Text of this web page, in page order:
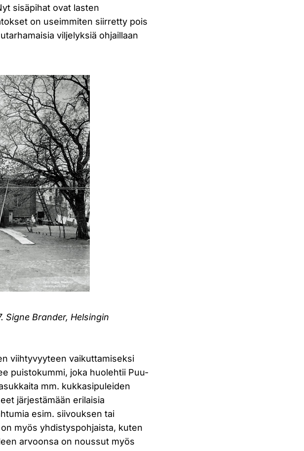
sisäpihat ovat lasten
on useimmiten siirretty pois
viljelyksiä ohjaillaan
Signe Brander, Helsingin
viihtyvyyteen vaikuttamiseksi
puistokummi, joka huolehtii Puu-
mm. kukkasipuleiden
järjestämään erilaisia
esim. siivouksen tai
myös yhdistyspohjaista, kuten
arvoonsa on noussut myös